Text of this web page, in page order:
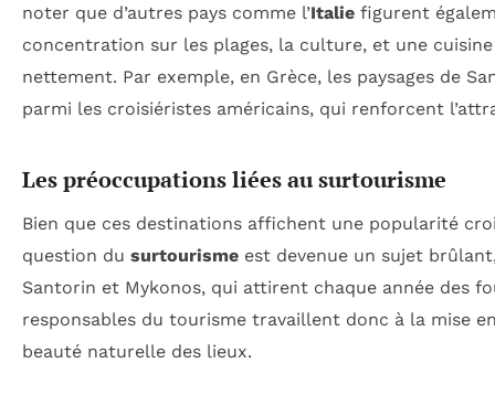
noter que d’autres pays comme l’Italie figurent
concentration sur les plages, la culture, et une
nettement. Par exemple, en Grèce, les paysages de
parmi les croisiéristes américains, qui renforcent
Les préoccupations liées au surtourisme
Bien que ces destinations affichent une popularité
question du surtourisme est devenue un sujet
Santorin et Mykonos, qui attirent chaque année des
responsables du tourisme travaillent donc à la mise
beauté naturelle des lieux.